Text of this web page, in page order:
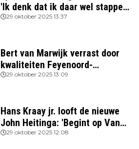
'Ik denk dat ik daar wel stappen
in heb gezet'
29 oktober 2025 13:37
Bert van Marwijk verrast door
kwaliteiten Feyenoord-
aanvoerder: 'Niemand zag
29 oktober 2025 13:09
Hans Kraay jr. looft de nieuwe
John Heitinga: 'Begint op Van
Gaal te lijken'
29 oktober 2025 12:08